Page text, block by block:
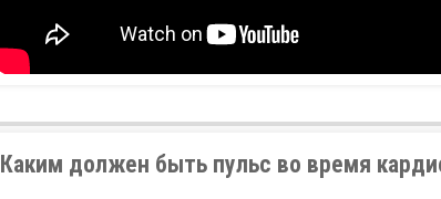
Каким должен быть пульс во время